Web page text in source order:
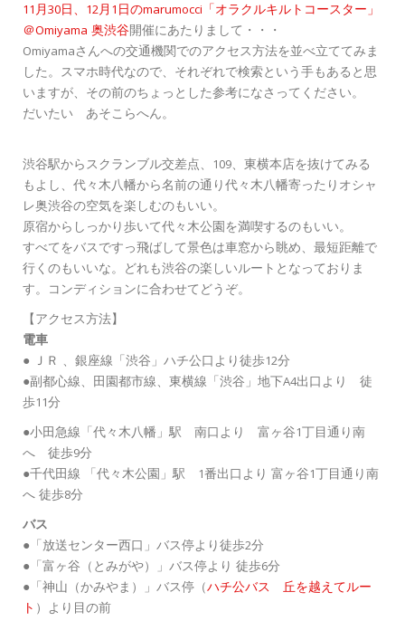
11月30日、12月1日のmarumocci「オラクルキルトコースター」
＠Omiyama 奥渋谷開催にあたりまして・・・
Omiyamaさんへの交通機関でのアクセス方法を並べ立ててみま
した。スマホ時代なので、それぞれで検索という手もあると思
いますが、その前のちょっとした参考になさってください。
だいたい あそこらへん。
渋谷駅からスクランブル交差点、109、東横本店を抜けてみる
もよし、代々木八幡から名前の通り代々木八幡寄ったりオシャ
レ奥渋谷の空気を楽しむのもいい。
原宿からしっかり歩いて代々木公園を満喫するのもいい。
すべてをバスですっ飛ばして景色は車窓から眺め、最短距離で
行くのもいいな。どれも渋谷の楽しいルートとなっておりま
す。コンディションに合わせてどうぞ。
【アクセス方法】
電車
● ＪＲ 、銀座線「渋谷」ハチ公口より徒歩12分
●副都心線、田園都市線、東横線「渋谷」地下A4出口より 徒
歩11分
●小田急線「代々木八幡」駅 南口より 富ヶ谷1丁目通り南
へ 徒歩9分
●千代田線 「代々木公園」駅 1番出口より 富ヶ谷1丁目通り南
へ 徒歩8分
バス
●「放送センター西口」バス停より徒歩2分
●「富ヶ谷（とみがや）」バス停より 徒歩6分
●「神山（かみやま）」バス停（ハチ公バス 丘を越えてルー
ト ）より目の前